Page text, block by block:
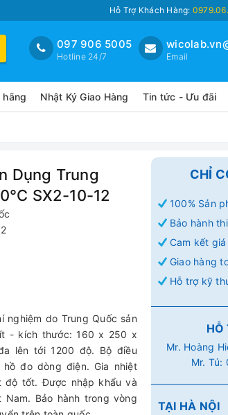
Hỗ Trợ Khách Hàng:
Email
097 906 5005
Hotline 24/7
hãng Nhật Ký Giao Hàng Tin tức - Ưu đãi
Dụng Trung
SX2-10-12
nghiệm do Trung Quốc sản
- kích thước: 160 x 250 x
lên tới 1200 độ. Bộ điều
đo dòng điện. Gia nhiệt
độ tốt. Được nhập khẩu và
Nam. Bảo hành trong vòng
CHỈ
100% Sản
Bảo hành
Cam kết
Giao hàng
Hỗ trợ kỹ
HỖ
Mr. Hoàng
Mr. Tú:
TẠI HÀ NỘI